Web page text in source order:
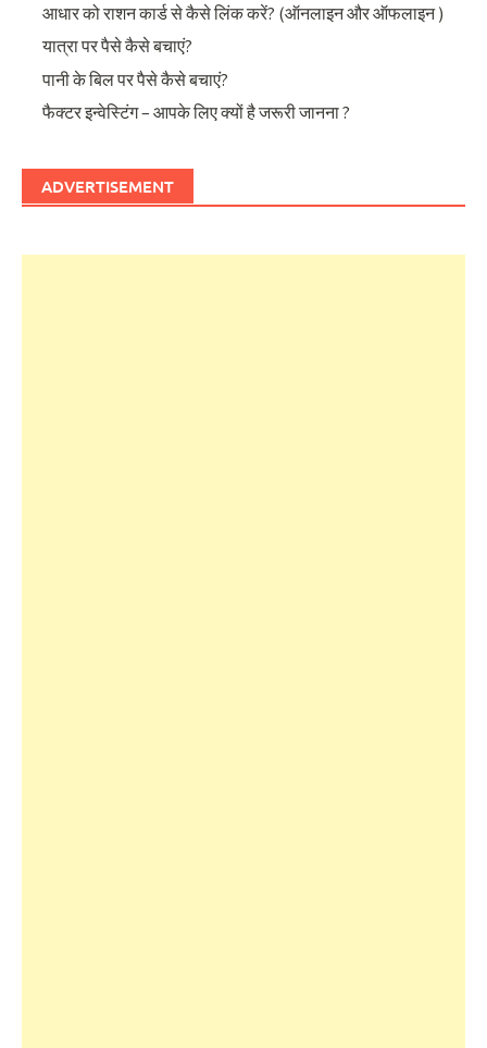
आधार को राशन कार्ड से कैसे लिंक करें? (ऑनलाइन और ऑफलाइन )
यात्रा पर पैसे कैसे बचाएं?
पानी के बिल पर पैसे कैसे बचाएं?
फैक्टर इन्वेस्टिंग – आपके लिए क्यों है जरूरी जानना ?
ADVERTISEMENT